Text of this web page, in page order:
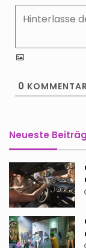
0
Neueste